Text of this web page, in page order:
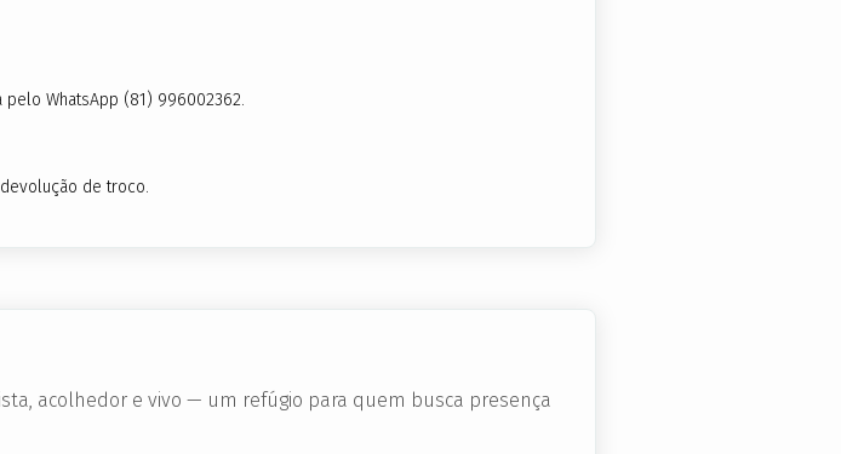
WhatsApp (81) 996002362.
de troco.
acolhedor e vivo — um refúgio para quem busca presença